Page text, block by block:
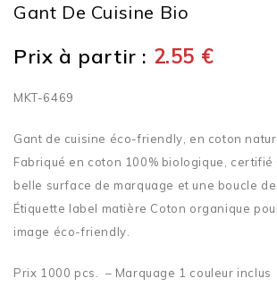
Gant De Cuisine Bio
Prix à partir : 2.55 €
MKT-6469
Gant de cuisine éco-friendly, en coton
Fabriqué en coton 100% biologique, certifié
belle surface de marquage et une boucle de
Étiquette label matière Coton organique
image éco-friendly.
Prix 1000 pcs. – Marquage 1 couleur inclus